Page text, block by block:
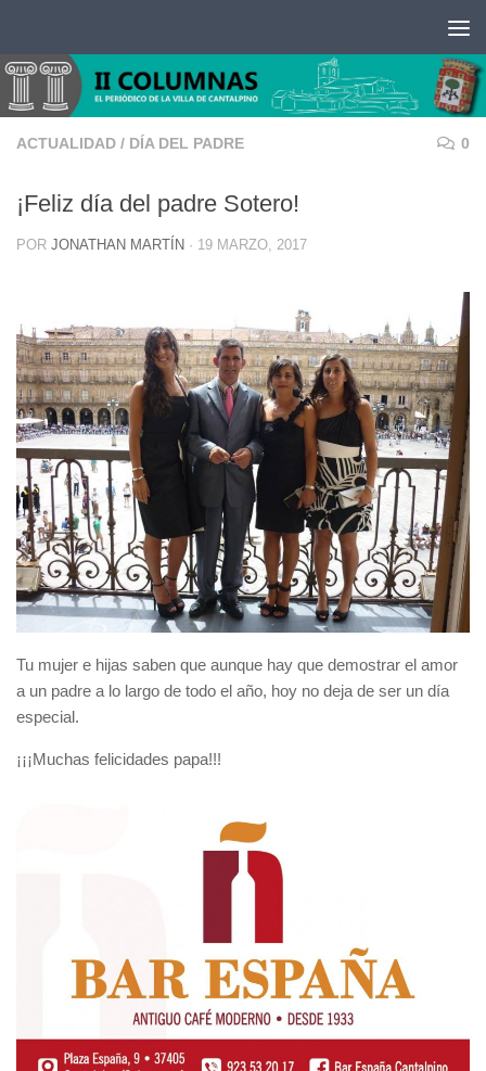
ACTUALIDAD / DÍA DEL PADRE 0
¡Feliz día del padre Sotero!
POR JONATHAN MARTÍN · 19 MARZO, 2017
Tu mujer e hijas saben que aunque hay que demostrar el amor
a un padre a lo largo de todo el año, hoy no deja de ser un día
especial.
¡¡¡Muchas felicidades papa!!!